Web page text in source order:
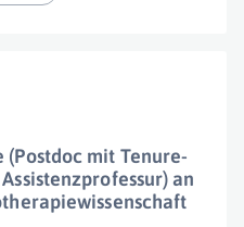
mit Tenure-
an